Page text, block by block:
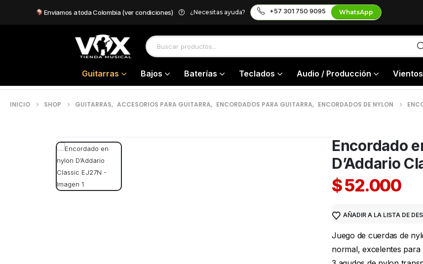
Enviamos a toda Colombia (ver condiciones) ¿Necesitas ayuda? +57 301 750 9095 WhatsApp
Guitarras Bajos Baterías Teclados Audio / Producción Vientos
INICIO SHOP GUITARRAS, ACCESORIOS PARA GUITARRA, ENCORDADOS PARA GUITARRA, ENCORDADOS DE NYLON
Encordado
D’Addario
$52.000
AÑADIR A LA LISTA DE
Juego de cuerdas de
normal, excelentes